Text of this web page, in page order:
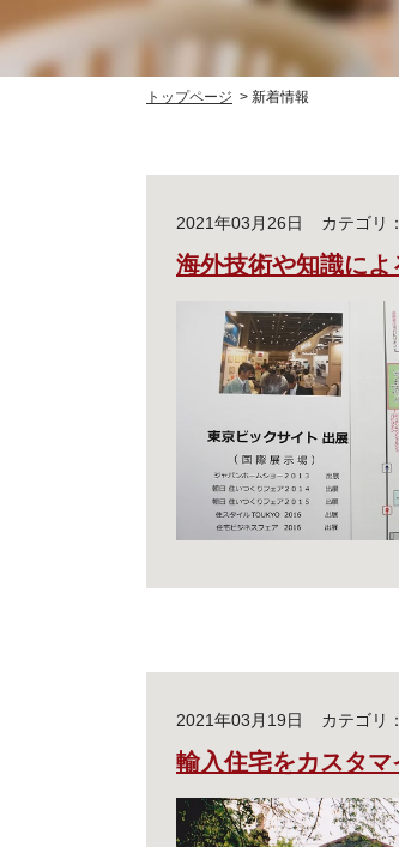
トップページ 新着情報
2021年03月26日 カテゴリ：
海外技術や知識に
2021年03月19日 カテゴリ：
輸入住宅をカスタマ